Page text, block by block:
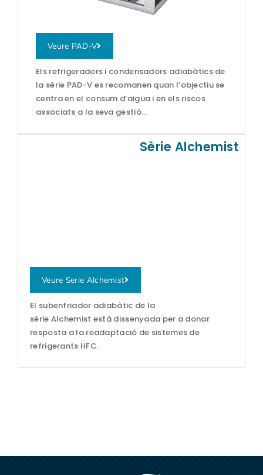
Veure PAD-V
Els refrigeradors i condensadors adiabàtics de
la sèrie PAD-V es recomanen quan l’objectiu se
centra en el consum d’aigua i en els riscos
associats a la seva gestió…
Sèrie Alchemist
Veure Serie Alchemist
El subenfriador adiabàtic de la
sèrie Alchemist està dissenyada per a donar
resposta a la readaptació de sistemes de
refrigerants HFC.